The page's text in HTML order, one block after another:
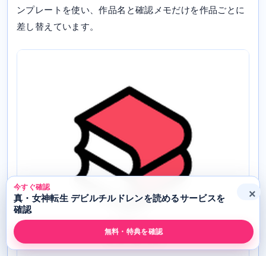
ンプレートを使い、作品名と確認メモだけを作品ごとに
差し替えています。
今すぐ確認
真・女神転生 デビルチルドレンを読めるサービスを
確認
無料・特典を確認
×